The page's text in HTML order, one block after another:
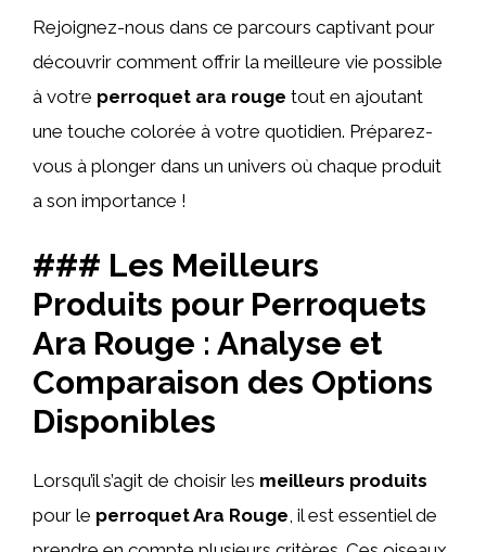
Rejoignez-nous dans ce parcours captivant pour
découvrir comment offrir la meilleure vie possible
à votre perroquet ara rouge tout en ajoutant
une touche colorée à votre quotidien. Préparez-
vous à plonger dans un univers où chaque produit
a son importance !
### Les Meilleurs
Produits pour Perroquets
Ara Rouge : Analyse et
Comparaison des Options
Disponibles
Lorsqu’il s’agit de choisir les meilleurs produits
pour le perroquet Ara Rouge , il est essentiel de